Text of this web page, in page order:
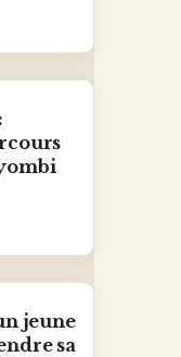
jeune
sa